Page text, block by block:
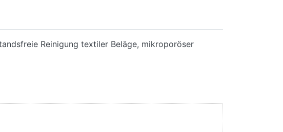
Reinigung textiler Beläge, mikroporöser